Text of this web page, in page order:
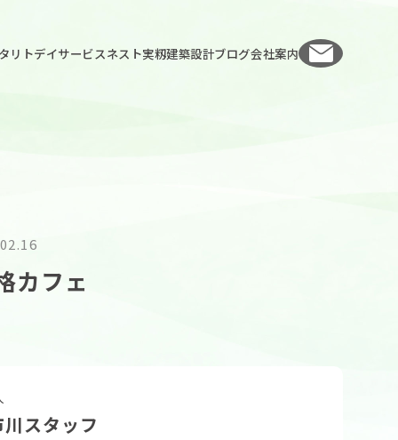
リトデイサービスネスト実籾建築設計ブログ会社案内
カフェ
スタッフ